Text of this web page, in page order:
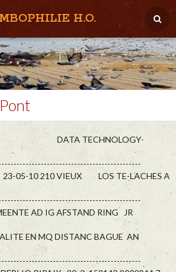
H.O.
(Inter)National
DATA TECHNOLOGY-
05-10 210 VIEUX LOS TE-LACHES A
AD IG AFSTAND RING JR
EN MQ DISTANC BAGUE AN